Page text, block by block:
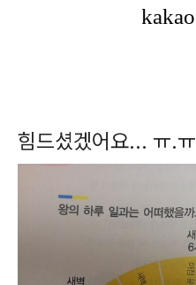
힘드셨겠어요... ㅠ.ㅠ